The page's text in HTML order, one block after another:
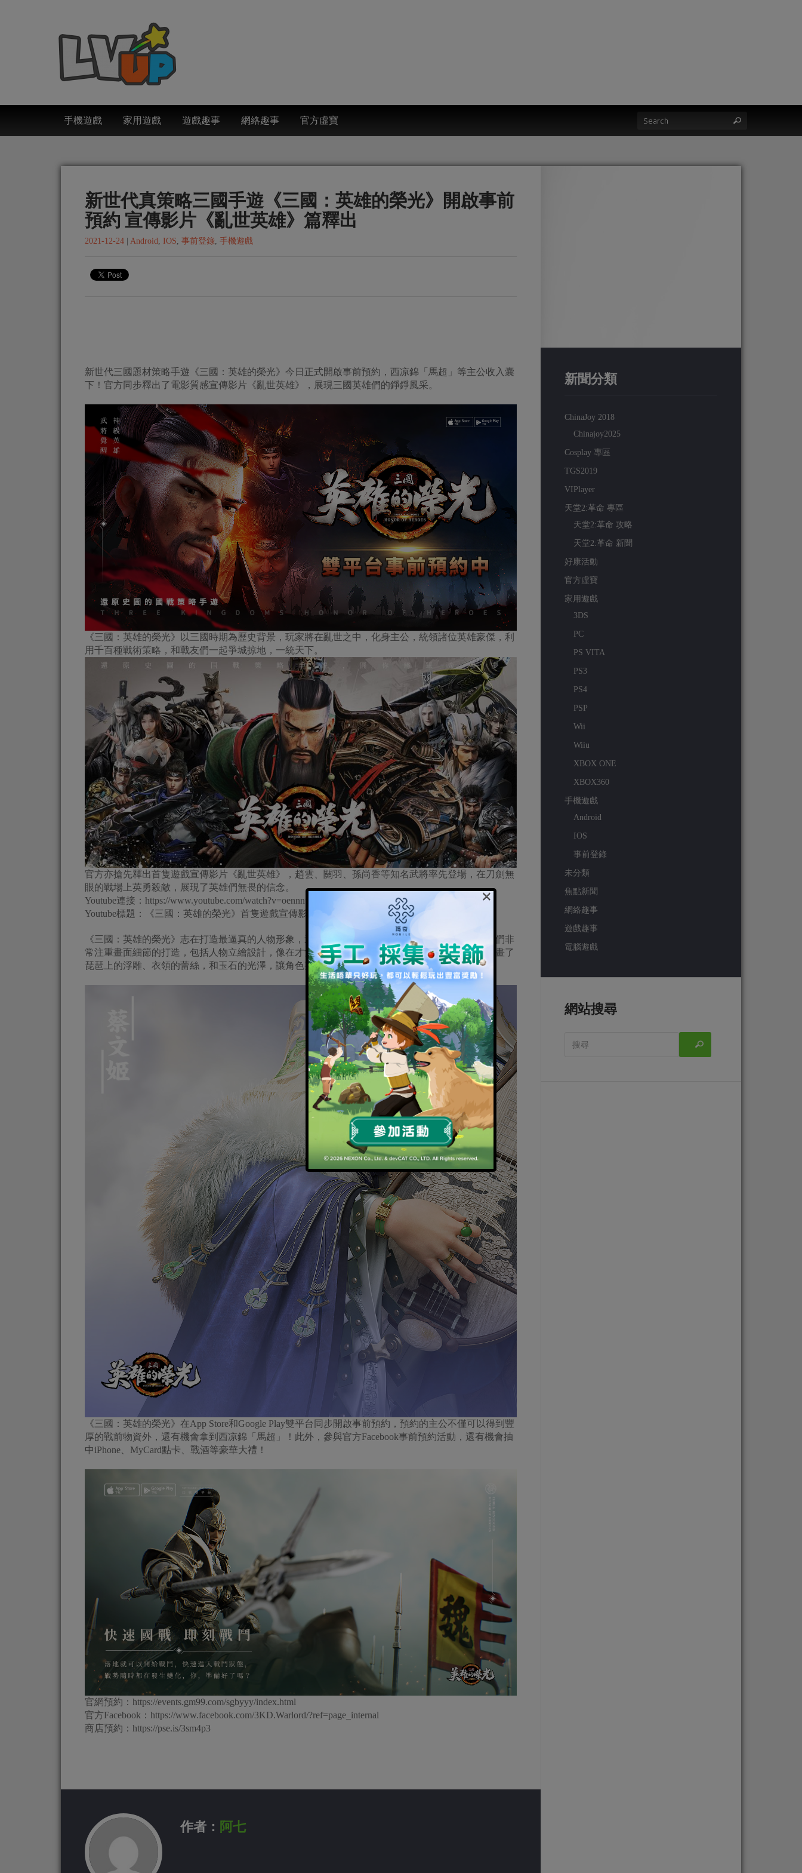
手機遊戲 家用遊戲 遊戲趣事 網絡趣事 官方虛寶
新世代真策略三國手遊《三國：英雄的榮光》開啟事前
預約 宣傳影片《亂世英雄》篇釋出
2021-12-24 Android, IOS, 事前登錄, 手機遊戲
新世代三國題材策略手遊《三國：英雄的榮光》今日正式開啟事前預約，西凉錦「馬超」等主公收入囊
下！官方同步釋出了電影質感宣傳影片《亂世英雄》，展現三國英雄們的錚錚風采。
《三國：英雄的榮光》以三國時期為歷史背景，玩家將在亂世之中，化身主公，統領諸位英雄豪傑，利
用千百種戰術策略，和戰友們一起爭城掠地，一統天下。
官方亦搶先釋出首隻遊戲宣傳影片《亂世英雄》，趙雲、關羽、孫尚香等知名武將率先登場，在刀劍無
眼的戰場上英勇殺敵，展現了英雄們無畏的信念。
Youtube連接：https://www.youtube.com/watch?v=oennnuoLIB8
Youtube標題：《三國：英雄的榮光》首隻遊戲宣傳影片《亂世英雄》釋出
《三國：英雄的榮光》志在打造最逼真的人物形象，還原最真實的三國戰場。研發團隊表示：「我們非
常注重畫面細節的打造，包括人物立繪設計，像在才女蔡文姬的衣物細節設計上，設計團隊著重刻畫了
琵琶上的浮雕、衣領的蕾絲，和玉石的光澤，讓角色整體的氣質更加立體。」
《三國：英雄的榮光》在App Store和Google Play雙平台同步開啟事前預約，預約的主公不僅可以得到豐
厚的戰前物資外，還有機會拿到西凉錦「馬超」！此外，參與官方Facebook事前預約活動，還有機會抽
中iPhone、MyCard點卡、戰酒等豪華大禮！
官網預約：https://events.gm99.com/sgbyyy/index.html
官方Facebook：https://www.facebook.com/3KD.Warlord/?ref=page_internal
商店預約：https://pse.is/3sm4p3
作者： 阿七
新聞分類
ChinaJoy 2018
Chinajoy2025
Cosplay 專區
TGS2019
VIPlayer
天堂2:革命 專區
天堂2:革命 攻略
天堂2:革命 新聞
好康活動
官方虛寶
家用遊戲
3DS
PC
PS VITA
PS3
PS4
PSP
Wii
Wiiu
XBOX ONE
XBOX360
手機遊戲
Android
IOS
事前登錄
未分類
焦點新聞
網絡趣事
遊戲趣事
電腦遊戲
網站搜尋
×